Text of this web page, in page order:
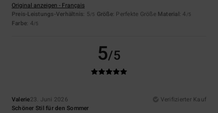
Original anzeigen - Français
Preis-Leistungs-Verhältnis: 5/5 Größe: Perfekte Größe Material: 4 /5
Farbe: 4/5
5/5
Valerie23. Juni 2026
Verifizierter Kauf
Schöner Stil für den Sommer